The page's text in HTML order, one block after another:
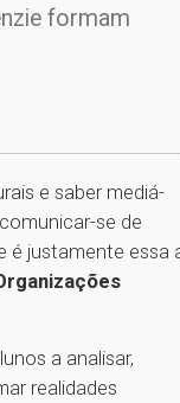
formam
e saber mediá-
se de
é justamente essa
a analisar,
realidades